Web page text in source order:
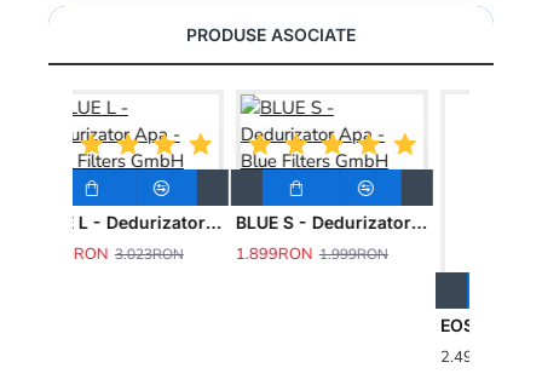
PRODUSE ASOCIATE
EOS 12.5 - Dedurizator Apa - FitAqua
2.499RON
EOS 25 - Dedurizator apa - FitAqua